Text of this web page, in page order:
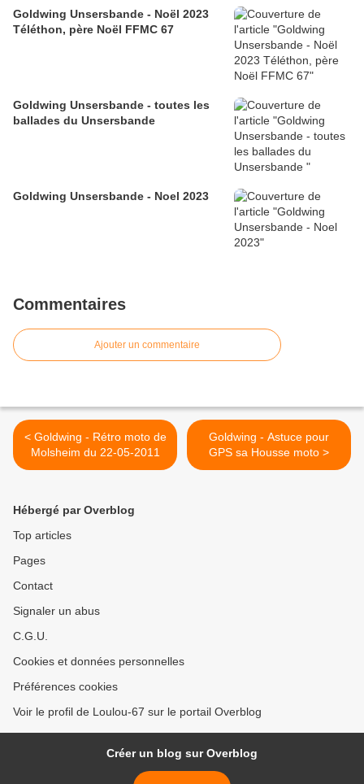
Goldwing Unsersbande - Noël 2023
Téléthon, père Noël FFMC 67
Goldwing Unsersbande - toutes les
ballades du Unsersbande
Goldwing Unsersbande - Noel 2023
Commentaires
Ajouter un commentaire
< Goldwing - Rétro moto de
Molsheim du 22-05-2011
Goldwing - Astuce pour
GPS sa Housse moto >
Hébergé par Overblog
Top articles
Pages
Contact
Signaler un abus
C.G.U.
Cookies et données personnelles
Préférences cookies
Voir le profil de Loulou-67 sur le portail Overblog
Créer un blog sur Overblog